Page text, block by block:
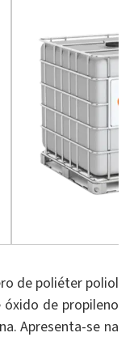
de poliéter poliol
de propileno
Apresenta-se na